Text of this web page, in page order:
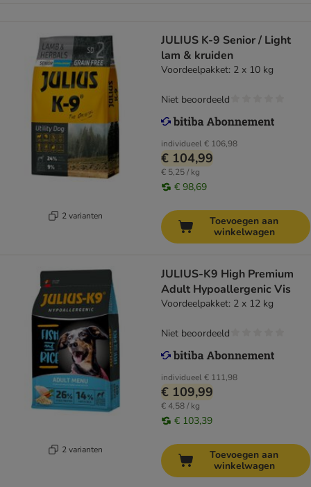
2 varianten
JULIUS K-9 Senior / Light
lam & kruiden
Voordeelpakket: 2 x 10 kg
individueel€ 106,98
€ 104,99
€ 5,25 / kg
€ 98,69
Niet beoordeeld
Toevoegen aan
winkelwagen
2 varianten
JULIUS-K9 High Premium
Adult Hypoallergenic Vis
Voordeelpakket: 2 x 12 kg
individueel€ 111,98
€ 109,99
€ 4,58 / kg
€ 103,39
Niet beoordeeld
Toevoegen aan
winkelwagen